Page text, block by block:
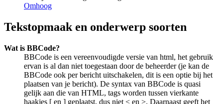
Omhoog
Tekstopmaak en onderwerp soorten
Wat is BBCode?
BBCode is een vereenvoudigde versie van html, het gebruik
ervan is al dan niet toegestaan door de beheerder (je kan de
BBCode ook per bericht uitschakelen, dit is een optie bij het
plaatsen van je bericht). De syntax van BBCode is quasi
gelijk aan die van HTML, tags worden tussen vierkante
haakjes [ en ] geplaatst, dus niet < en >. Daarnaast geeft het